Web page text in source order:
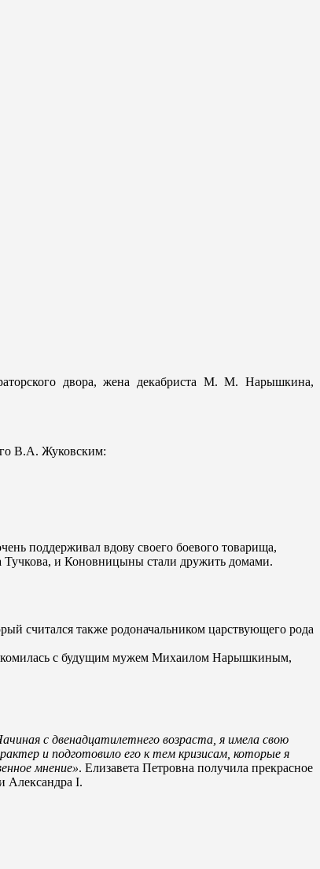
двора, жена декабриста М. М. Нарышкина,
В.А. Жуковским:
поддерживал вдову своего боевого товарища,
и Коновницыны стали дружить домами.
также родоначальником царствующего рода
с будущим мужем Михаилом Нарышкиным,
с двенадцатилетнего возраста, я имела свою
и подготовило его к тем кризисам, которые я
мнение». Елизавета Петровна получила прекрасное
Александра I.